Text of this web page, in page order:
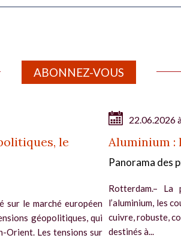
ABONNEZ-VOUS
le
sur le marché européen
géopolitiques, qui
Orient. Les tensions sur
22.06.2026
Aluminium :
Panorama des
Rotterdam.–
l’aluminium, les
cuivre, robuste,
destinés à...